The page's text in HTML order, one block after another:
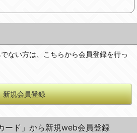
ない方は、こちらから会員登録を行っ
新規会員登録
ード」から新規web会員登録